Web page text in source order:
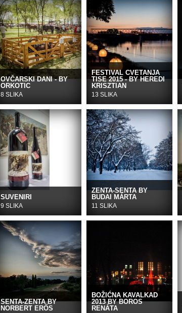
OVČARSKI DANI - BY
ORKOTIC
8 SLIKA
FESTIVAL CVETANJA
TISE 2015 - BY HEREDI
KRISZTIAN
13 SLIKA
SUVENIRI
9 SLIKA
ZENTA-SENTA BY
BUDAI MÁRTA
11 SLIKA
SENTA-ZENTA BY
NORBERT ERŐS
BOŽIĆNA KAVALKAD
2013 BY BOROS
RENÁTA